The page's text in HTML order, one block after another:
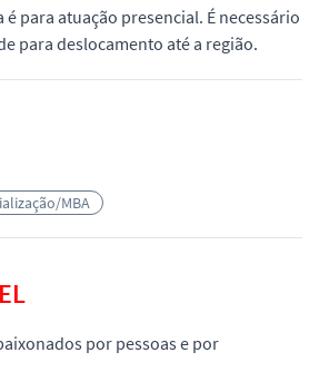
é para atuação presencial. É necessário
para deslocamento até a região.
MBA
por pessoas e por